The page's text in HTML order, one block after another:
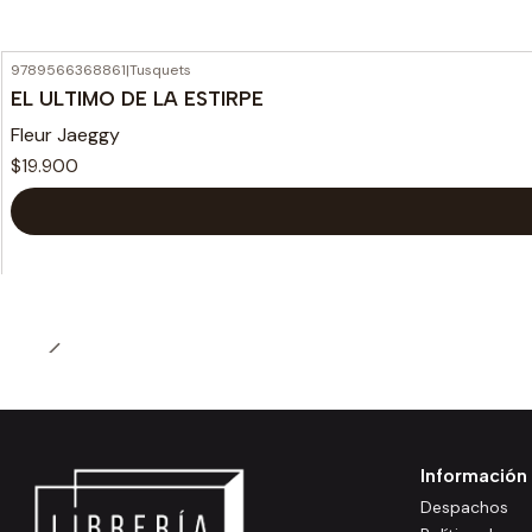
9789566368861|Tusquets
EL ULTIMO DE LA ESTIRPE
Fleur Jaeggy
$19.900
Información
Despachos